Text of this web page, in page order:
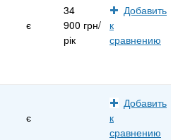
є
34
900 грн/
рік
Добавить
к
сравнению
є
Добавить
к
сравнению